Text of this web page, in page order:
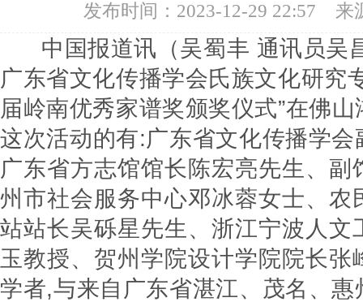
发布时间：2023-12-29 22:57 来
中国报道讯（吴蜀丰 通讯员吴
广东省文化传播学会氏族文化研究
届岭南优秀家谱奖颁奖仪式”在佛
这次活动的有:广东省文化传播学
广东省方志馆馆长陈宏亮先生、副
州市社会服务中心邓冰蓉女士、农
站站长吴砾星先生、浙江宁波人文
玉教授、贺州学院设计学院院长张
学者,与来自广东省湛江、茂名、